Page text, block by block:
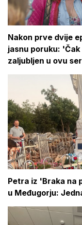
Nakon prve dvije
jasnu poruku: 'Čak
zaljubljen u ovu
Petra iz 'Braka na
u Međugorju: